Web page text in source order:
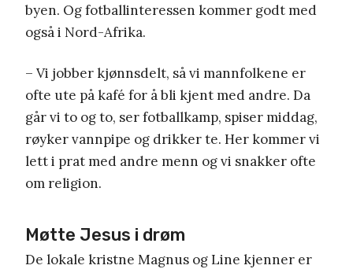
byen. Og fotballinteressen kommer godt med
også i Nord-Afrika.
– Vi jobber kjønnsdelt, så vi mannfolkene er
ofte ute på kafé for å bli kjent med andre. Da
går vi to og to, ser fotballkamp, spiser middag,
røyker vannpipe og drikker te. Her kommer vi
lett i prat med andre menn og vi snakker ofte
om religion.
Møtte Jesus i drøm
De lokale kristne Magnus og Line kjenner er